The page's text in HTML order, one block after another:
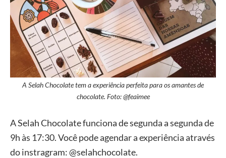
A Selah Chocolate tem a experiência perfeita para os amantes de
chocolate. Foto: @feaimee
A Selah Chocolate funciona de segunda a segunda de
9h às 17:30. Você pode agendar a experiência através
do instragram: @selahchocolate.